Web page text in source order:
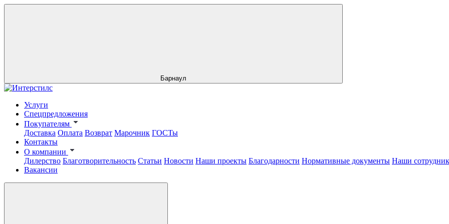
Барнаул
Услуги
Спецпредложения
Покупателям
Доставка Оплата Возврат Марочник ГОСТы
Контакты
О компании
Дилерство Благотворительность Статьи Новости Наши проекты Благодарности Нормативные документы Наши
Вакансии